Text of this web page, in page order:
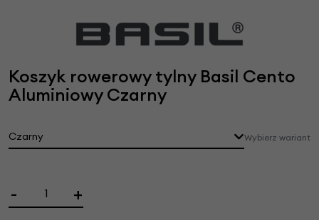
Koszyk rowerowy tylny Basil Cento
Aluminiowy Czarny
Czarny Wybierz wariant
- +